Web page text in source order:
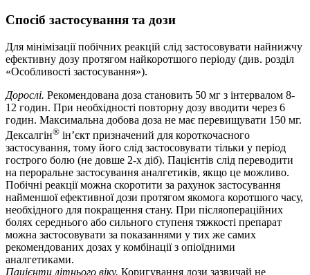
Спосіб застосування та дози
Для мінімізації побічних реакцій слід застосовувати найнижчу
ефективну дозу протягом найкоротшого періоду (див. розділ
«Особливості застосування»).
Дорослі. Рекомендована доза становить 50 мг з інтервалом 8-
12 годин. При необхідності повторну дозу вводити через 6
годин. Максимальна добова доза не має перевищувати 150 мг.
Дексалгін® ін’єкт призначений для короткочасного
застосування, тому його слід застосовувати тільки у період
гострого болю (не довше 2-х діб). Пацієнтів слід переводити
на пероральне застосування аналгетиків, якщо це можливо.
Побічні реакції можна скоротити за рахунок застосування
найменшої ефективної дози протягом якомога коротшого часу,
необхідного для покращення стану. При післяопераційних
болях середнього або сильного ступеня тяжкості препарат
можна застосовувати за показаннями у тих же самих
рекомендованих дозах у комбінації з опіоїдними
аналгетиками.
Пацієнти літнього віку. Коригування дози зазвичай не